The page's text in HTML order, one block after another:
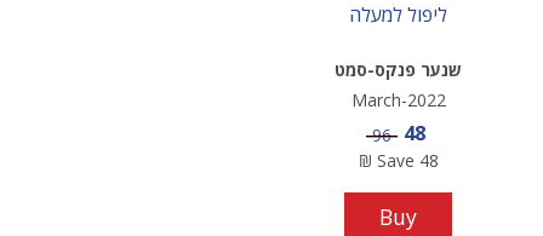
ליפול למעלה
שנער פנקס-סמט
March-2022
Sale price
48
Price
96
Save 48
₪
Buy